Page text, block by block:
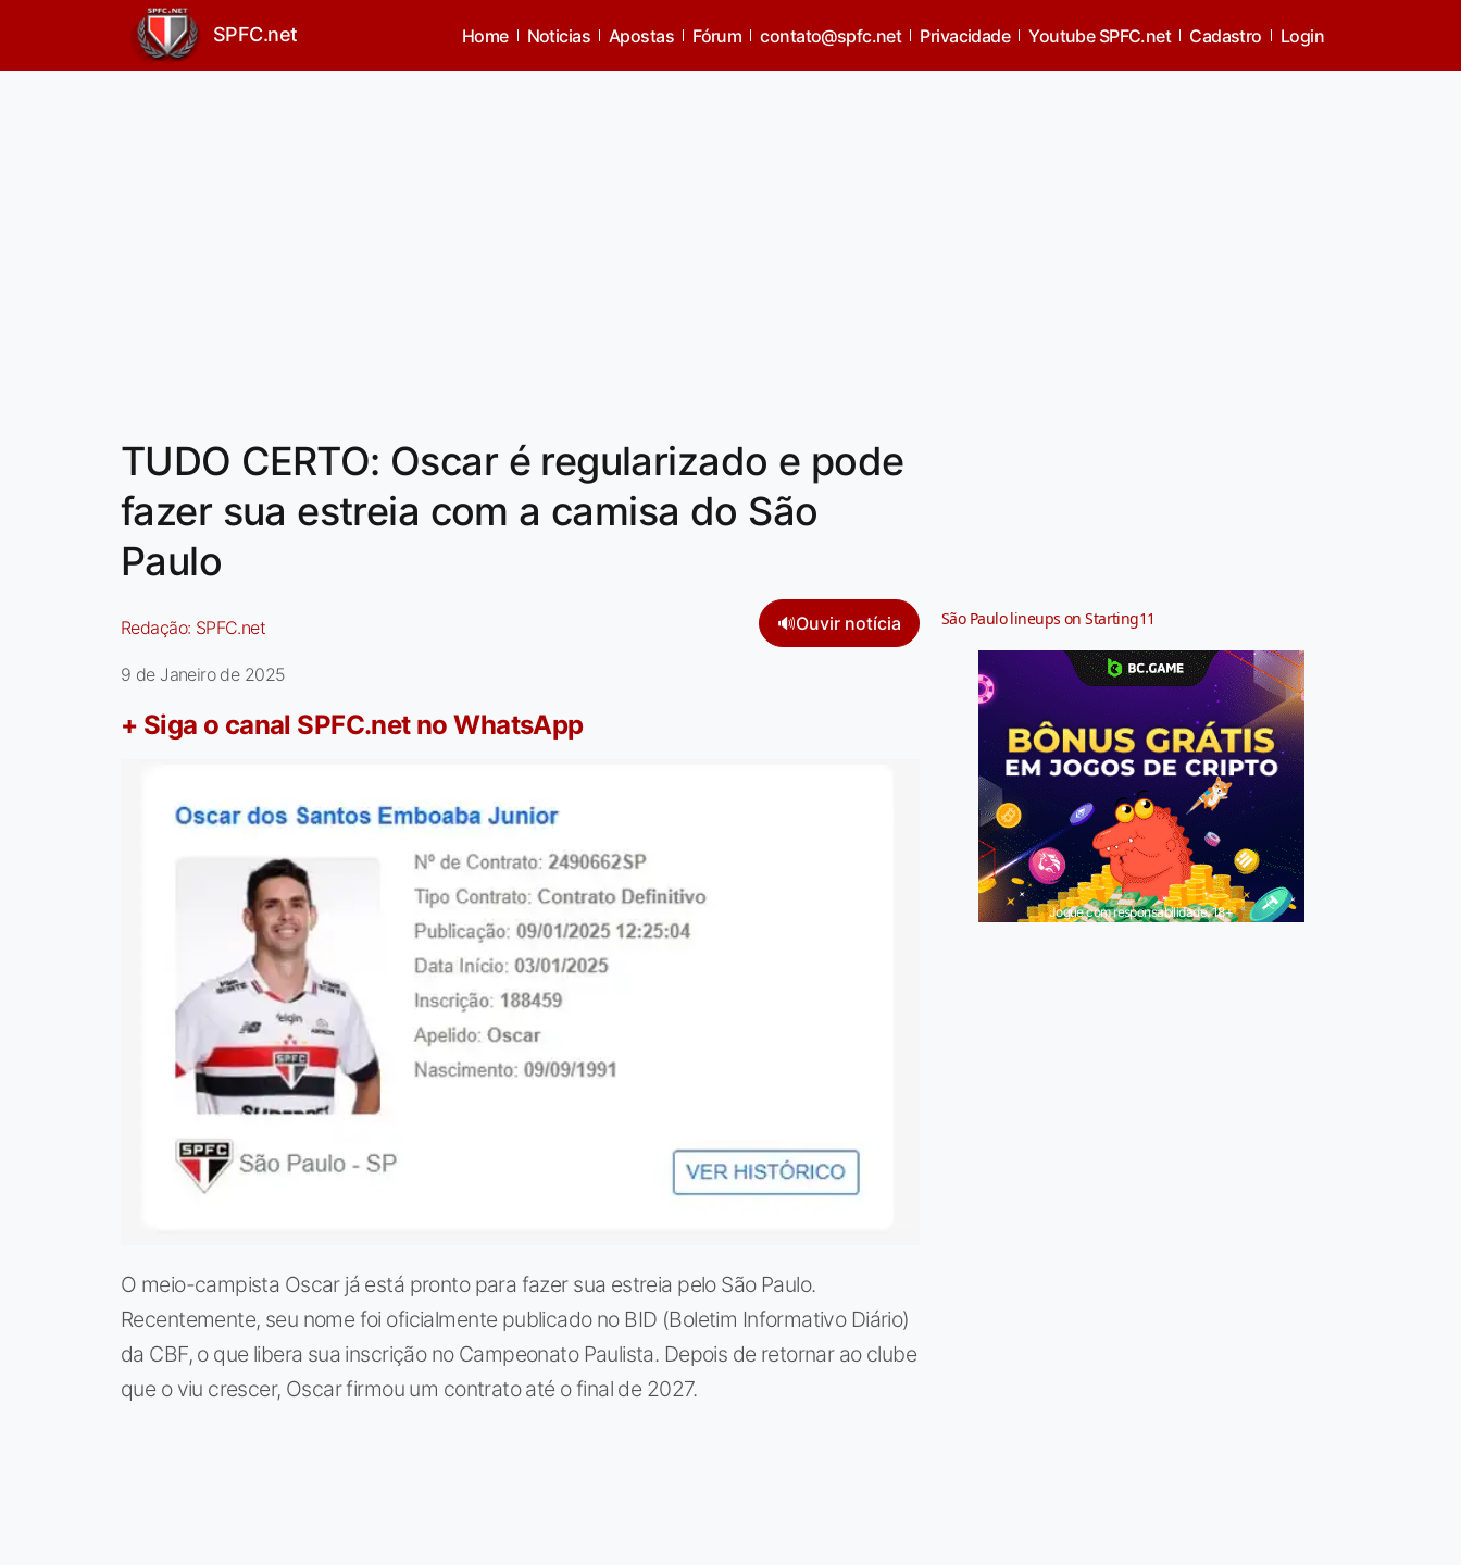
SPFC.net Home Noticias Apostas Fórum contato@spfc.net Privacidade Youtube SPFC.net Cadastro Login
TUDO CERTO: Oscar é regularizado e pode
fazer sua estreia com a camisa do São
Paulo
Redação: SPFC.net 🔊Ouvir notícia
9 de Janeiro de 2025
+ Siga o canal SPFC.net no WhatsApp
O meio-campista Oscar já está pronto para fazer sua estreia pelo São Paulo.
Recentemente, seu nome foi oficialmente publicado no BID (Boletim Informativo Diário)
da CBF, o que libera sua inscrição no Campeonato Paulista. Depois de retornar ao clube
que o viu crescer, Oscar firmou um contrato até o final de 2027.
São Paulo lineups on Starting11
Jogue com responsabilidade. 18+